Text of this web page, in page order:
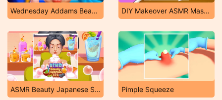
Wednesday Addams Beauty Salon DIY Makeover ASMR Mask 3D
ASMR Beauty Japanese Spa Pimple Squeeze